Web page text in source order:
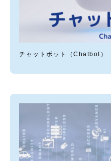
チャットボット（Chatbot）